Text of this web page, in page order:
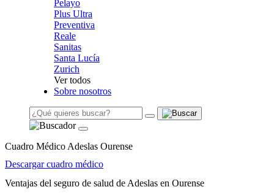
Pelayo
Plus Ultra
Preventiva
Reale
Sanitas
Santa Lucía
Zurich
Ver todos
Sobre nosotros
Cuadro Médico Adeslas Ourense
Descargar cuadro médico
Ventajas del seguro de salud de Adeslas en Ourense